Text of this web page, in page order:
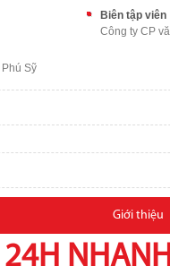
Biên tập viên
Công ty CP
Sỹ
Giới thiệu
24H